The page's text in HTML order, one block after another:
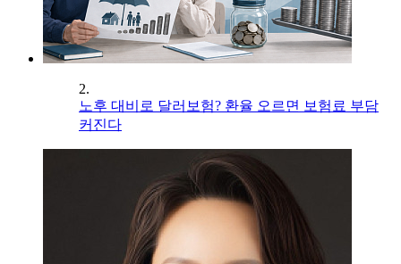
2.
노후 대비로 달러보험? 환율 오르면 보험료 부담
커진다